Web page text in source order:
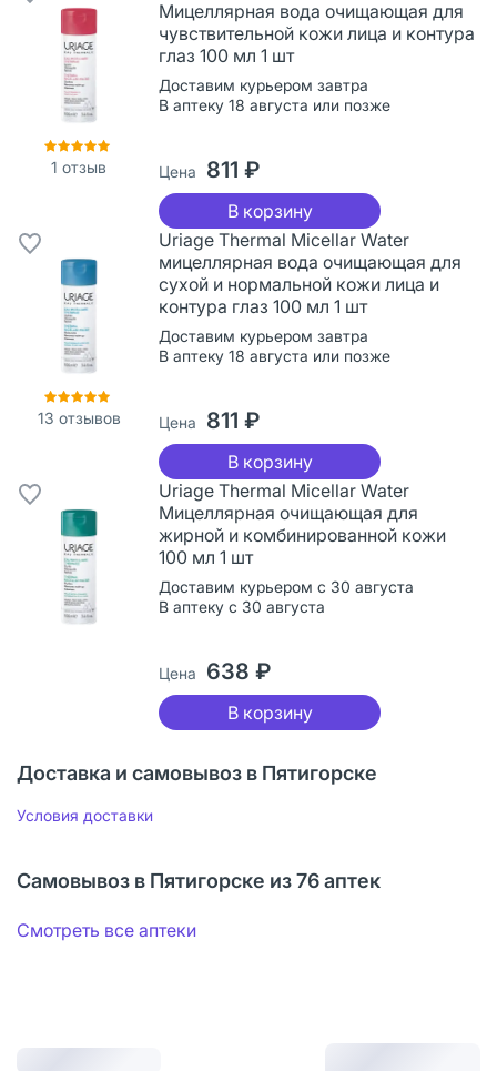
1 отзыв
Мицеллярная вода очищающая для
чувствительной кожи лица и контура
глаз 100 мл 1 шт
Доставим курьером завтра
В аптеку 18 августа или позже
Цена 811 ₽
В корзину
13 отзывов
Uriage Thermal Micellar Water
мицеллярная вода очищающая для
сухой и нормальной кожи лица и
контура глаз 100 мл 1 шт
Доставим курьером завтра
В аптеку 18 августа или позже
Цена 811 ₽
В корзину
Uriage Thermal Micellar Water
Мицеллярная очищающая для
жирной и комбинированной кожи
100 мл 1 шт
Доставим курьером с 30 августа
В аптеку с 30 августа
Цена 638 ₽
В корзину
Доставка и самовывоз в Пятигорске
Условия доставки
Самовывоз в Пятигорске из 76 аптек
Смотреть все аптеки